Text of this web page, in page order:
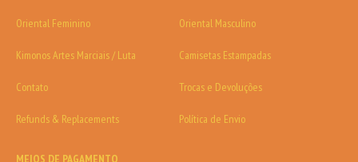
Oriental Feminino Oriental Masculino
Kimonos Artes Marciais / Luta Camisetas Estampadas
Contato Trocas e Devoluções
Refunds & Replacements Política de Envio
MEIOS DE PAGAMENTO